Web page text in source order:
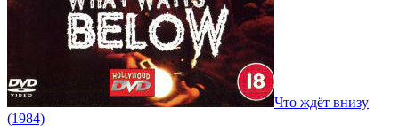
Что ждёт внизу
(1984)